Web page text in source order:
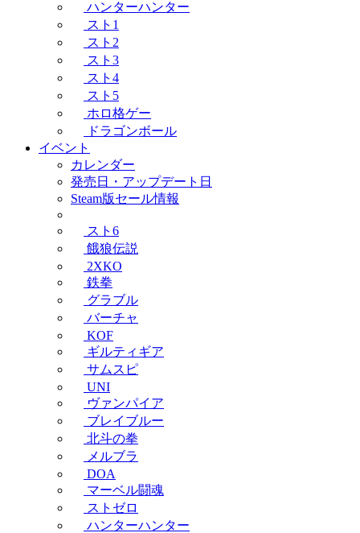
ハンターハンター
スト1
スト2
スト3
スト4
スト5
ホロ格ゲー
ドラゴンボール
イベント
カレンダー
発売日・アップデート日
Steam版セール情報
スト6
餓狼伝説
2XKO
鉄拳
グラブル
バーチャ
KOF
ギルティギア
サムスピ
UNI
ヴァンパイア
ブレイブルー
北斗の拳
メルブラ
DOA
マーベル闘魂
ストゼロ
ハンターハンター